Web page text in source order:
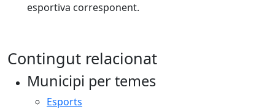
esportiva corresponent.
Contingut relacionat
Municipi per temes
Esports